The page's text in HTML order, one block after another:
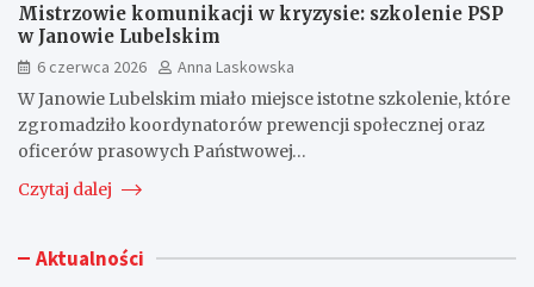
Mistrzowie komunikacji w kryzysie: szkolenie PSP
w Janowie Lubelskim
6 czerwca 2026
Anna Laskowska
W Janowie Lubelskim miało miejsce istotne szkolenie, które
zgromadziło koordynatorów prewencji społecznej oraz
oficerów prasowych Państwowej…
Czytaj dalej
Aktualności